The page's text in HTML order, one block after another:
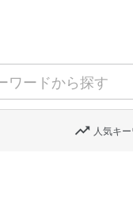
人気キ